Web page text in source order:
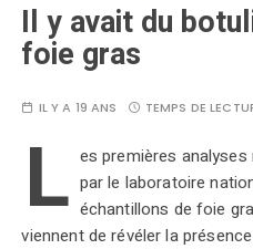
Il y avait du
foie gras
IL Y A 19 ANS TEMPS DE
L es premières
par le laboratoire
échantillons de foie
viennent de révéler la